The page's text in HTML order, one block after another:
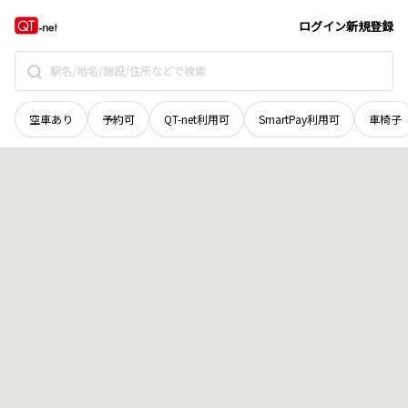
ログイン新規登録
空車あり 予約可 QT-net利用可 SmartPay利用可 車椅子
栃木県